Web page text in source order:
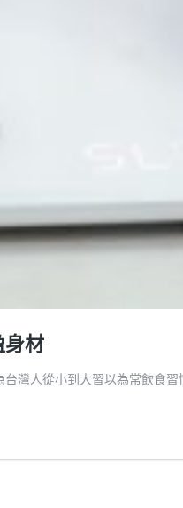
身材
灣人從小到大習以為常飲食